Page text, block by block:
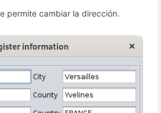
permite cambiar la dirección.